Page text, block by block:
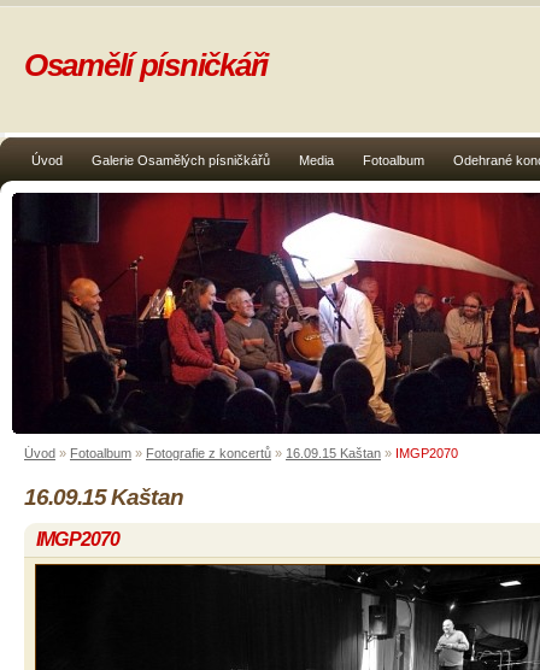
Úvod Galerie Osamělých písničkářů Media Fotoalbum Odehrané
Osamělí písničkáři
Úvod » Fotoalbum » Fotografie z koncertů » 16.09.15 Kaštan » IMGP2070
16.09.15 Kaštan
IMGP2070